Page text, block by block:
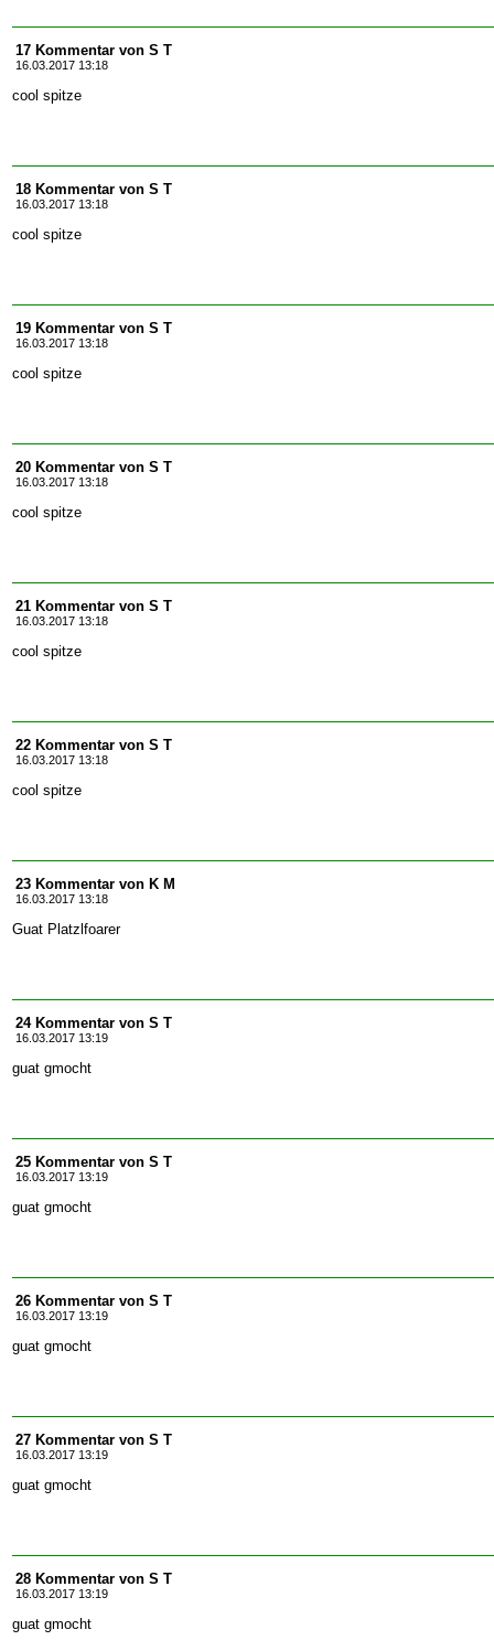
17 Kommentar von S T
16.03.2017 13:18
cool spitze
18 Kommentar von S T
16.03.2017 13:18
cool spitze
19 Kommentar von S T
16.03.2017 13:18
cool spitze
20 Kommentar von S T
16.03.2017 13:18
cool spitze
21 Kommentar von S T
16.03.2017 13:18
cool spitze
22 Kommentar von S T
16.03.2017 13:18
cool spitze
23 Kommentar von K M
16.03.2017 13:18
Guat Platzlfoarer
24 Kommentar von S T
16.03.2017 13:19
guat gmocht
25 Kommentar von S T
16.03.2017 13:19
guat gmocht
26 Kommentar von S T
16.03.2017 13:19
guat gmocht
27 Kommentar von S T
16.03.2017 13:19
guat gmocht
28 Kommentar von S T
16.03.2017 13:19
guat gmocht